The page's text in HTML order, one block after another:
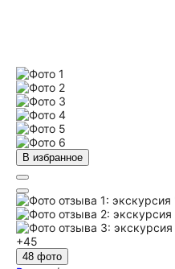
В избранное
+45
48 фото